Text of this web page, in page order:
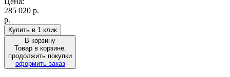
285 020 р.
р.
Купить в 1 клик
В корзину
Товар в корзине.
продолжить покупки
оформить заказ